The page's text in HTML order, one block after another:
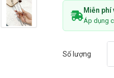
Miễn phí
Áp dụng
Số lượng